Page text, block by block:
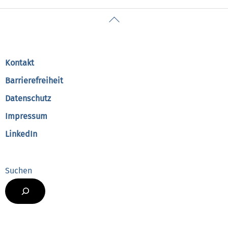
Back
Kontakt
Barrierefreiheit
Datenschutz
Impressum
LinkedIn
Suchen